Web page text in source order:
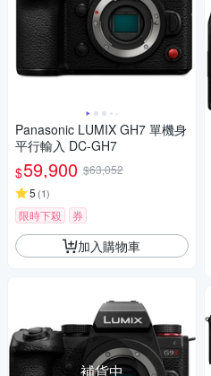
Panasonic LUMIX GH7 單機身
平行輸入 DC-GH7
$59,900 $63,052
5 (1)
限時下殺 券
加入購物車
補貨中